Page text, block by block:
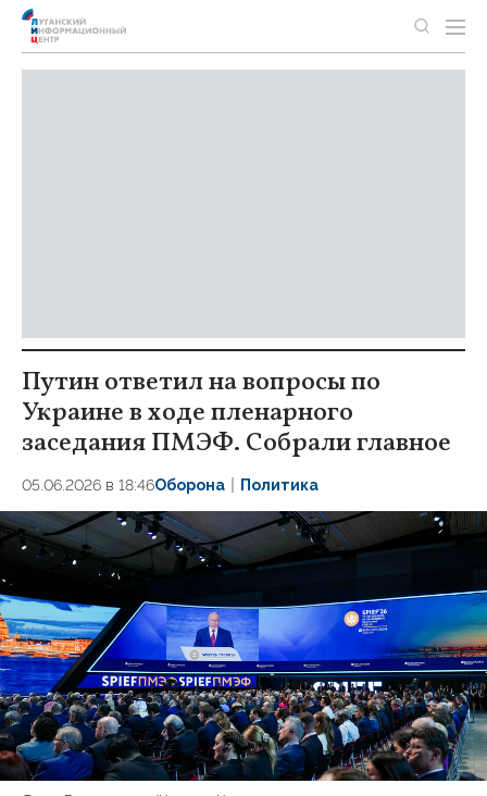
Путин ответил на вопросы по
Украине в ходе пленарного
заседания ПМЭФ. Собрали главное
05.06.2026 в 18:46Оборона Политика